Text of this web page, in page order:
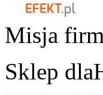
Misja
Sklep